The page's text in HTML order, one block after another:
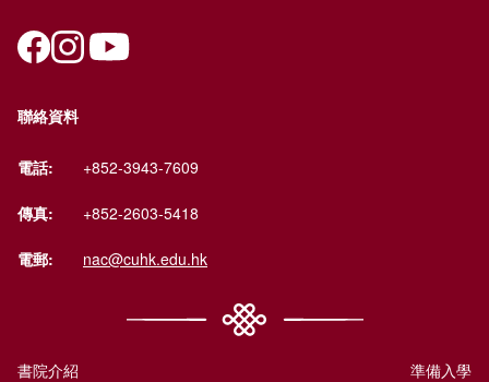
聯絡資料
電話: +852-3943-7609
傳真: +852-2603-5418
電郵: nac@cuhk.edu.hk
書院介紹 準備入學